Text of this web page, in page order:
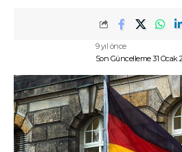
Son Güncelleme 31 Ocak
9 yıl önce